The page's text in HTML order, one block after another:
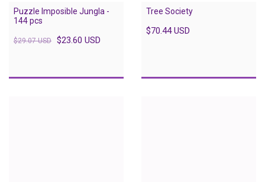
Puzzle Imposible Jungla -
144 pcs
$29.07 USD $23.60 USD
Tree Society
$70.44 USD